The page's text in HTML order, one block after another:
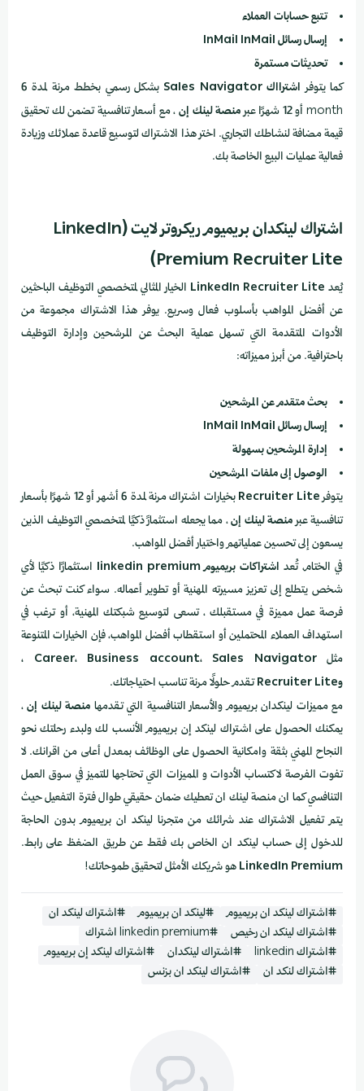
تتبع حسابات العملاء
إرسال رسائل InMail InMail
تحديثات مستمرة
كما يتوفر اشترااك Sales Navigator
بشكل رسمي بخطط مرنة لمدة 6
month أو 12 شهرًا عبر
منصة لينك إن ، مع أسعار تنافسية تضمن لك تحقيق
قيمة مضافة لنشاطك التجاري. اختر هذا الاشتراك لتوسيع قاعدة عملائك وزيادة
فعالية عمليات البيع الخاصة بك.
اشتراك لينكدان بريميوم ريكروتر لايت (LinkedIn
Premium Recruiter Lite)
يُعد LinkedIn Recruiter Lite الخيار المثالي لمتخصصي التوظيف الباحثين
عن أفضل المواهب بأسلوب فعال وسريع. يوفر هذا الاشتراك مجموعة من
الأدوات المتقدمة التي تسهل عملية البحث عن المرشحين وإدارة التوظيف
باحترافية. من أبرز مميزاته:
بحث متقدم عن المرشحين
إرسال رسائل InMail InMail
إدارة المرشحين بسهولة
الوصول إلى ملفات المرشحين
يتوفرRecruiter Lite
بخيارات اشتراك مرنة لمدة 6 أشهر أو 12 شهرًا بأسعار
تنافسية عبرمنصة لينك إن، مما يجعله استثمارً ذكيًا لمتخصصي التوظيف الذين
يسعون إلى تحسين عملياتهم واختيار أفضل المواهب.
في الختام، تُعد اشتراكات بريميوم linkedin premium
استثمارًا ذكيًا لأي
شخص يتطلع إلى تعزيز مسيرته المهنية أو تطوير أعماله. سواء كنت تبحث عن
فرصة عمل مميزة في مستقبلك ، تسعى لتوسيع شبكتك المهنية، أو ترغب في
استهداف العملاء المحتملين أو استقطاب أفضل المواهب، فإن الخيارات المتنوعة
مثل
Career، Business account، Sales Navigator ،
وRecruiter Lite
تقدم حلولًا مرنة تناسب احتياجاتك.
مع مميزات لينكدان بريميوم والأسعار التنافسية التي تقدمها منصة لينك إن،
يمكنك الحصول على اشتراك لينكد إن بريميوم الأنسب لك ولبدء رحلتك نحو
النجاح المهني بثقة وامكانية الحصول على الوظائف بمعدل أعلى من اقرانك. لا
تفوت الفرصة لاكتساب الأدوات و المميزات التي تحتاجها للتميز في سوق العمل
التنافسي كما ان منصة لينك ان تعطيك ضمان حقيقي طوال فترة التفعيل حيث
يتم تفعيل الاشتراك عند شرائك من متجرنا لينكد ان بريميوم بدون الحاجة
للدخول إلى حساب لينكد ان الخاص بك فقط عن طريق الضغظ على رابط.
LinkedIn Premium هو شريكك الأمثل لتحقيق طموحاتك!
#اشتراك لينكد ان بريميوم #لينكد ان بريميوم
#اشتراك لينكد ان
#اشتراك لينكد ان رخيص
#linkedin premium اشتراك
#اشتراك linkedin
#اشتراك لينكدان
#اشتراك لينكد إن بريميوم
#اشتراك لنكد ان
#اشتراك لينكد ان بزنس